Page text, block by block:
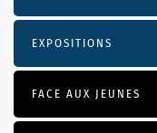
EXPOSITIONS
FACE AUX JEUNES